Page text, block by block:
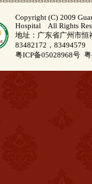
Copyright (C) 2009
Hospital All Rights
地址：广东省广州市
83482172，83494579
粤ICP备05028968号